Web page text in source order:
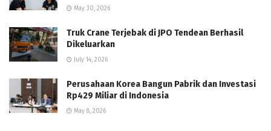
May 30, 2026
Truk Crane Terjebak di JPO Tendean Berhasil
Dikeluarkan
July 14, 2026
Perusahaan Korea Bangun Pabrik dan Investasi
Rp429 Miliar di Indonesia
May 8, 2026